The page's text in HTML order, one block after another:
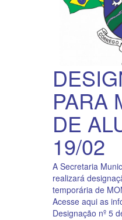
PARA
DE
19/02
A Secretaria
realizará
temporária de
Acesse aqui as
Designação nº 5